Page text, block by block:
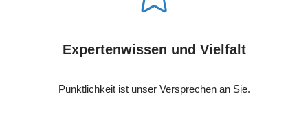
Expertenwissen und Vielfalt
Pünktlichkeit ist unser Versprechen an Sie.